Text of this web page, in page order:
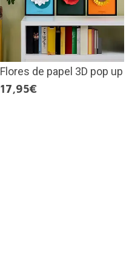
Flores de papel 3D pop up
17,95€